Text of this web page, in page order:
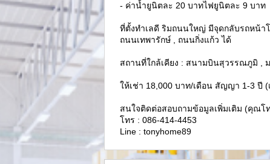
- ค่าน้ำยูนิตละ 20 บาทไฟยูนิตละ 9 บาท
ที่ตั้งทำเลดี ริมถนนใหญ่ มีจุดกลับรถหน้า
ถนนเทพารักษ์ , ถนนกิ่งแก้ว ได้
สถานที่ใกล้เคียง : สนามบินสุวรรณภูมิ ,
ให้เช่า 18,000 บาท/เดือน สัญญา 1-3 ปี
สนใจติดต่อสอบถามข้อมูลเพิ่มเติม (คุณโ
โทร : 086-414-4453
Line : tonyhome89